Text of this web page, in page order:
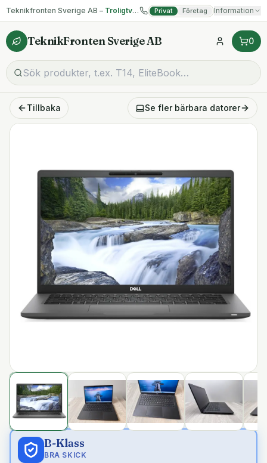
Teknikfronten Sverige AB – Troligtvis billigast på begagnad IT! Privat Företag Information
TeknikFronten Sverige AB 0
Tillbaka Se fler bärbara datorer
B-Klass
BRA SKICK